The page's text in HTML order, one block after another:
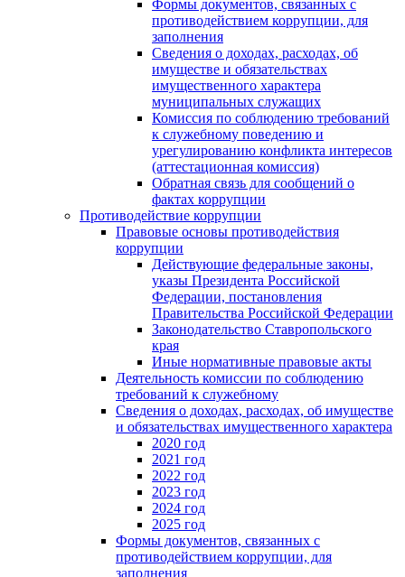
Формы документов, связанных с
противодействием коррупции, для
заполнения
Сведения о доходах, расходах, об
имуществе и обязательствах
имущественного характера
муниципальных служащих
Комиссия по соблюдению требований
к служебному поведению и
урегулированию конфликта интересов
(аттестационная комиссия)
Обратная связь для сообщений о
фактах коррупции
Противодействие коррупции
Правовые основы противодействия
коррупции
Действующие федеральные законы,
указы Президента Российской
Федерации, постановления
Правительства Российской Федерации
Законодательство Ставропольского
края
Иные нормативные правовые акты
Деятельность комиссии по соблюдению
требований к служебному
Сведения о доходах, расходах, об имуществе
и обязательствах имущественного характера
2020 год
2021 год
2022 год
2023 год
2024 год
2025 год
Формы документов, связанных с
противодействием коррупции, для
заполнения